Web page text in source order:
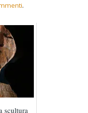
.
scultura